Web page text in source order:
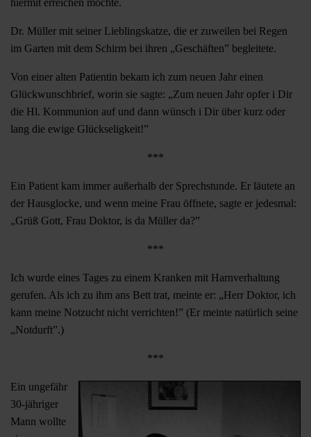
hiermit erreichen möchte.
Dr. Müller mit seiner Lieblingskatze, die er zuweilen bei Regen
im Garten mit dem Schirm bei ihren „Geschäften” begleitete.
Von einer alten Patientin bekam ich zum neuen Jahr einen
Glückwunschbrief, worin sie sagte: „Zum neuen Jahr opfer i Dir
die Hl. Kommunion auf und dann wünsch i Dir über kurz oder
lang die ewige Glückseligkeit!”
***
Ein Patient kam immer außerhalb der Sprechstunde. Er läutete an
der Hausglocke, und wenn meine Frau öffnete, sagte er jedesmal:
„Grüß Gott, Frau Doktor, is da Müller da?”
***
Ich wurde eines Tages zu einem Kranken mit Harnverhaltung
gerufen. Als ich zu ihm ans Bett trat, meinte er: „Herr Doktor, ich
kann meine Notzucht nicht verrichten!” (Er meinte natürlich seine
„Notdurft”.)
***
Ein ungefähr
30-jähriger
Mann wollte